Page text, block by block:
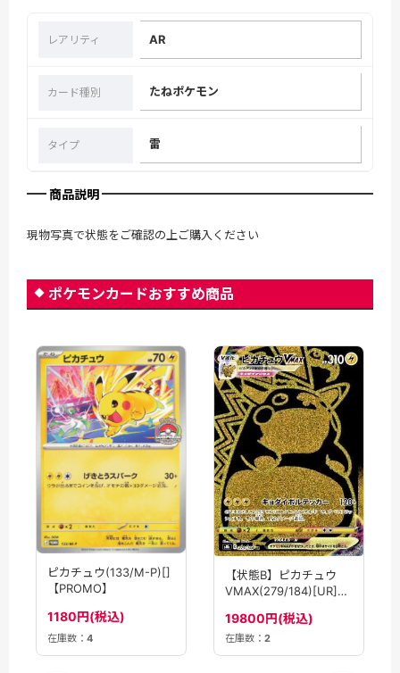
レアリティ AR
カード種別 たねポケモン
タイプ 雷
商品説明
現物写真で状態をご確認の上ご購入ください
ポケモンカードおすすめ商品
ピカチュウ(133/M-P)[]
【PROMO】
1180円(税込)
在庫数： 4
【状態B】ピカチュウ
VMAX(279/184)[UR]
19800円(税込)
在庫数： 2